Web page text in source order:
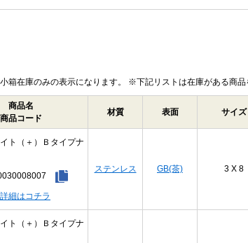
箱在庫のみの表示になります。 ※下記リストは在庫がある商品
商品名
商品コード
材質 表面 サイズ
ト（＋）Ｂタイプナ
細はコチラ
ステンレス GB(茶) 3 X 8
ト（＋）Ｂタイプナ